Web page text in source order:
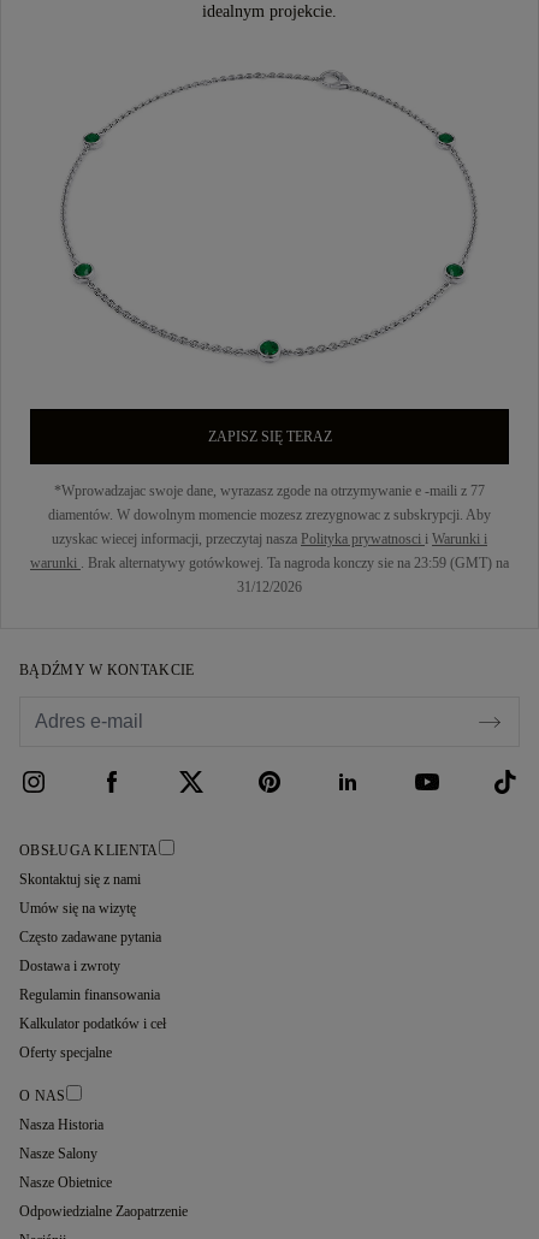
idealnym projekcie.
ZAPISZ SIĘ TERAZ
*Wprowadzajac swoje dane, wyrazasz zgode na otrzymywanie e -maili z 77
diamentów. W dowolnym momencie mozesz zrezygnowac z subskrypcji. Aby
uzyskac wiecej informacji, przeczytaj nasza Polityka prywatnosci i Warunki i
warunki . Brak alternatywy gotówkowej. Ta nagroda konczy sie na 23:59 (GMT) na
31/12/2026
BĄDŹMY W KONTAKCIE
OBSŁUGA KLIENTA
Skontaktuj się z nami
Umów się na wizytę
Często zadawane pytania
Dostawa i zwroty
Regulamin finansowania
Kalkulator podatków i ceł
Oferty specjalne
O NAS
Nasza Historia
Nasze Salony
Nasze Obietnice
Odpowiedzialne Zaopatrzenie